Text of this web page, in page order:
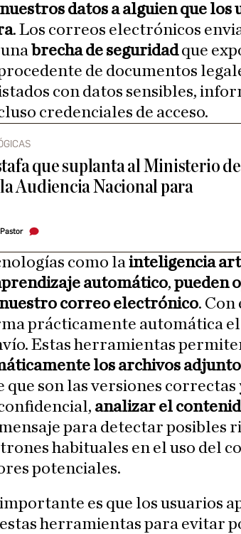
datos a alguien que los
. Los correos electrónicos
brecha de seguridadque
de documentos
con datos sensibles,
credenciales de acceso.
que suplanta al Ministerio de
Audiencia Nacional para
como lainteligencia
automático, pueden
correo electrónico. Con
prácticamente automática
Estas herramientas
los archivos
que son las versiones
analizar el
para detectar posibles
habituales en el uso del
potenciales.
es que los usuarios
estas herramientas para evitar